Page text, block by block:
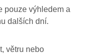
pouze výhledem a
dalších dní.
větru nebo